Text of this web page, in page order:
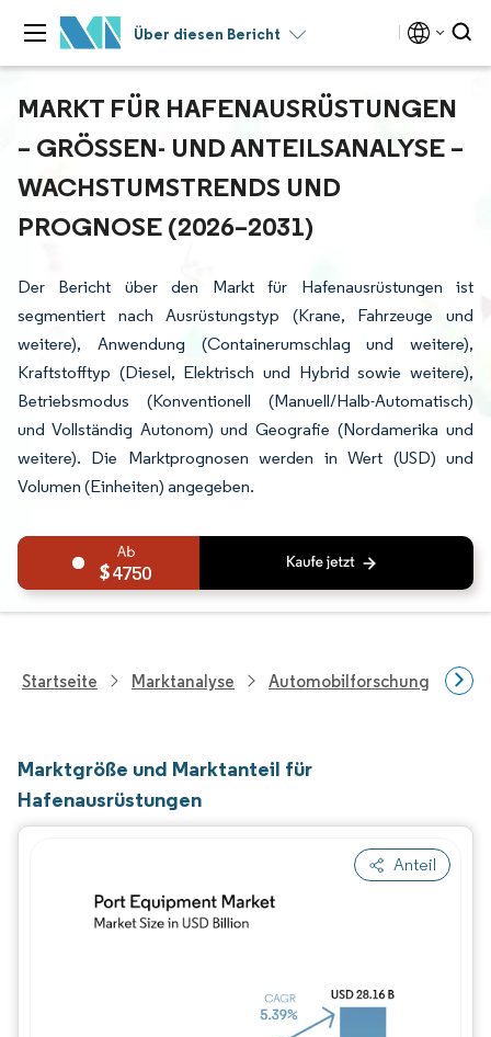
Über diesen Bericht
MARKT FÜR HAFENAUSRÜSTUNGEN
– GRÖSSEN- UND ANTEILSANALYSE – W
ACHSTUMSTRENDS UND P
ROGNOSE (2026–2031)
Der Bericht über den Markt für Hafenausrüstungen ist
segmentiert nach Ausrüstungstyp (Krane, Fahrzeuge und
weitere), Anwendung (Containerumschlag und weitere),
Kraftstofftyp (Diesel, Elektrisch und Hybrid sowie weitere),
Betriebsmodus (Konventionell (Manuell/Halb-Automatisch)
und Vollständig Autonom) und Geografie (Nordamerika und
weitere). Die Marktprognosen werden in Wert (USD) und
Volumen (Einheiten) angegeben.
4750
Startseite Marktanalyse Automobilforschung
Marktgröße und Marktanteil für
Hafenausrüstungen
Anteil